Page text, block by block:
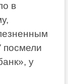
в
посмели
у